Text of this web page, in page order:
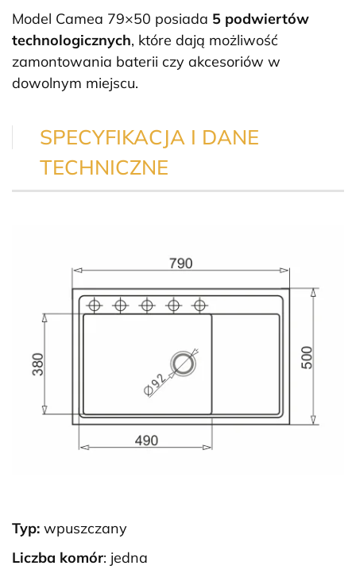
Model Camea 79×50 posiada 5 podwiertów
technologicznych, które dają możliwość
zamontowania baterii czy akcesoriów w
dowolnym miejscu.
SPECYFIKACJA I DANE
TECHNICZNE
Typ: wpuszczany
Liczba komór: jedna